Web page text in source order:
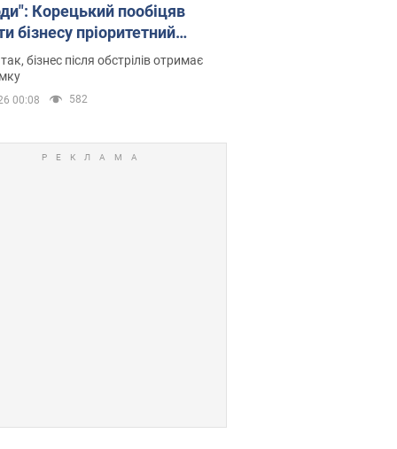
Корецький пообіцяв
бізнесу пріоритетний
до наявних складських
бізнес після обстрілів отримає
00:08 582